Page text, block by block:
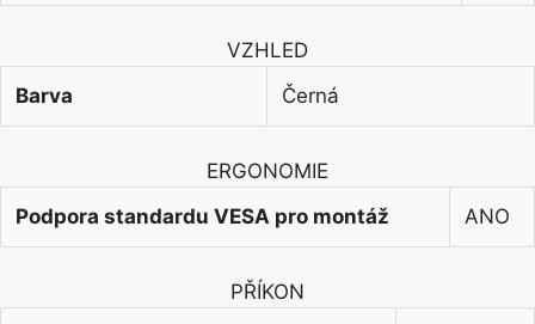
VZHLED
Barva
Černá
ERGONOMIE
Podpora standardu VESA pro montáž
ANO
PŘÍKON